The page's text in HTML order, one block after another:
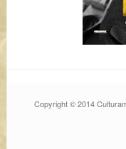
Copyright © 2014